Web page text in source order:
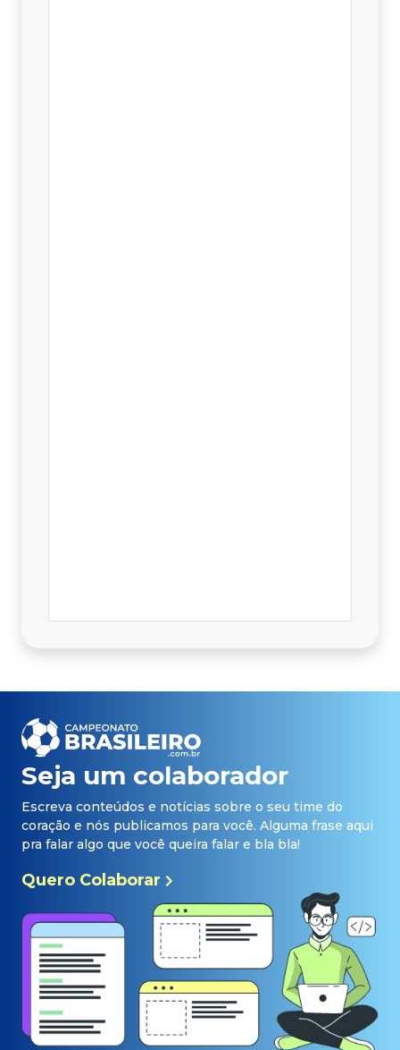
Seja um colaborador
Escreva conteúdos e notícias sobre o seu time do
coração e nós publicamos para você. Alguma frase aqui
pra falar algo que você queira falar e bla bla!
Quero Colaborar